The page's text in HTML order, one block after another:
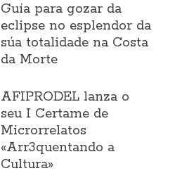
Guía para gozar da
eclipse no esplendor da
súa totalidade na Costa
da Morte
AFIPRODEL lanza o
seu I Certame de
Microrrelatos
«Arr3quentando a
Cultura»